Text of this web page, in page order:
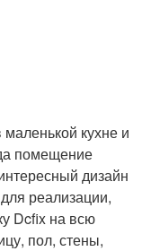
кухне и
помещение
дизайн
реализации,
Dcfix на всю
пол, стены,